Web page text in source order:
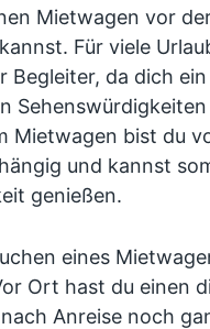
Mietwagen vor
Für viele
da dich ein
Sehenswürdigkeiten
Mietwagen bist du
und kannst
genießen.
eines
Ort hast du einen
Anreise noch